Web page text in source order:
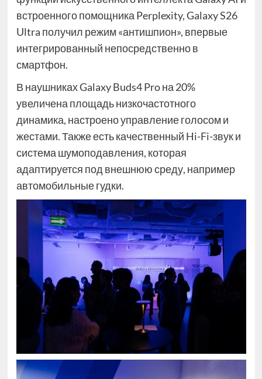
встроенного помощника Perplexity, Galaxy S26
Ultra получил режим «антишпион», впервые
интегрированный непосредственно в
смартфон.
В наушниках Galaxy Buds4 Pro на 20%
увеличена площадь низкочастотного
динамика, настроено управление голосом и
жестами. Также есть качественный Hi-Fi-звук и
система шумоподавления, которая
адаптируется под внешнюю среду, например
автомобильные гудки.